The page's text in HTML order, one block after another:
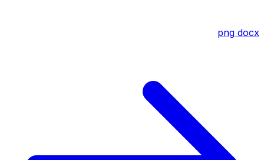
png docx